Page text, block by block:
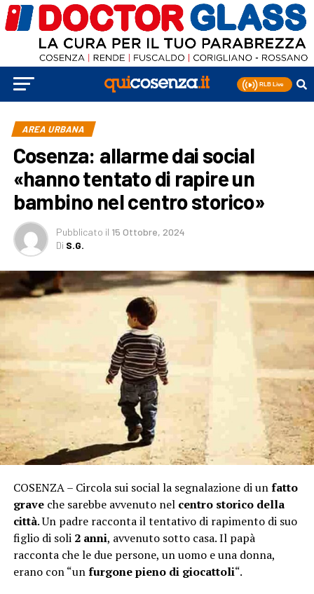
AREA URBANA
Cosenza: allarme dai social
«hanno tentato di rapire un
bambino nel centro storico»
Pubblicato il 15 Ottobre, 2024
Di S.G.
COSENZA – Circola sui social la segnalazione di unfatto
graveche sarebbe avvenuto nel centro storico della
città. Un padre racconta il tentativo di rapimento di suo
figlio di soli 2 anni, avvenuto sotto casa. Il papà
racconta che le due persone, un uomo e una donna,
erano con “unfurgone pieno di giocattoli“.